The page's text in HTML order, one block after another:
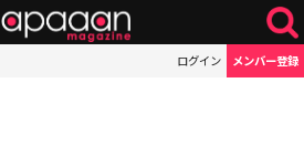
ログイン メンバー登録